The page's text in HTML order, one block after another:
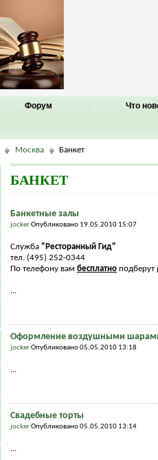
Форум Что
Москва Банкет
БАНКЕТ
Банкетные залы
jockerОпубликовано 19.05.2010 15:07
Служба "Ресторанный Гид"
тел. (495) 252-0344
По телефону вам бесплатноподберут
...
Оформление воздушными
jockerОпубликовано 05.05.2010 13:18
...
Свадебные торты
jockerОпубликовано 05.05.2010 13:14
...